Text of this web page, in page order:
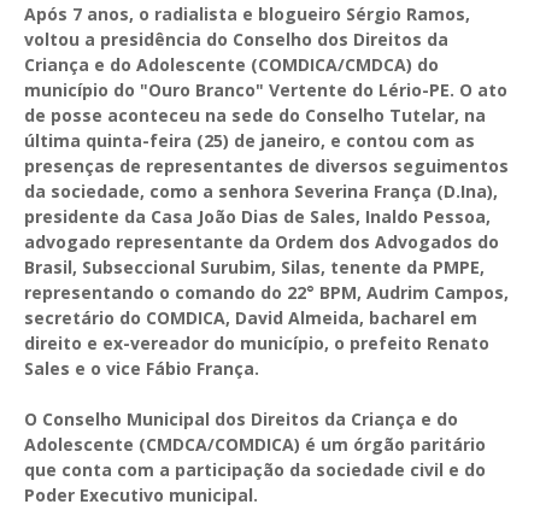
Após 7 anos, o radialista e blogueiro Sérgio Ramos,
voltou a presidência do Conselho dos Direitos da
Criança e do Adolescente (COMDICA/CMDCA) do
município do "Ouro Branco" Vertente do Lério-PE. O ato
de posse aconteceu na sede do Conselho Tutelar, na
última quinta-feira (25) de janeiro, e contou com as
presenças de representantes de diversos seguimentos
da sociedade, como a senhora Severina França (D.Ina),
presidente da Casa João Dias de Sales, Inaldo Pessoa,
advogado representante da Ordem dos Advogados do
Brasil, Subseccional Surubim, Silas, tenente da PMPE,
representando o comando do 22° BPM, Audrim Campos,
secretário do COMDICA, David Almeida, bacharel em
direito e ex-vereador do município, o prefeito Renato
Sales e o vice Fábio França.
O Conselho Municipal dos Direitos da Criança e do
Adolescente (CMDCA/COMDICA) é um órgão paritário
que conta com a participação da sociedade civil e do
Poder Executivo municipal.